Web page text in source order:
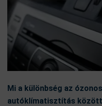
Mi a különbség az
autóklímatisztítás